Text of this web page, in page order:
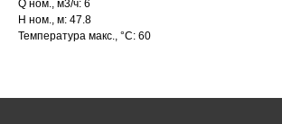
Q ном., м3/ч: 6
H ном., м: 47.8
Температура макс., °С: 60